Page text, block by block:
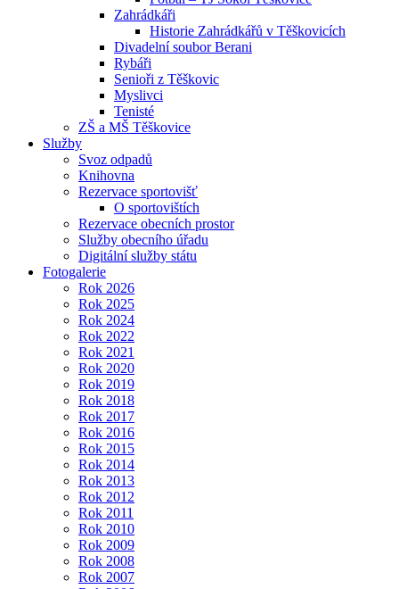
Zahrádkáři
Historie Zahrádkářů v Těškovicích
Divadelní soubor Berani
Rybáři
Senioři z Těškovic
Myslivci
Tenisté
ZŠ a MŠ Těškovice
Služby
Svoz odpadů
Knihovna
Rezervace sportovišť
O sportovištích
Rezervace obecních prostor
Služby obecního úřadu
Digitální služby státu
Fotogalerie
Rok 2026
Rok 2025
Rok 2024
Rok 2022
Rok 2021
Rok 2020
Rok 2019
Rok 2018
Rok 2017
Rok 2016
Rok 2015
Rok 2014
Rok 2013
Rok 2012
Rok 2011
Rok 2010
Rok 2009
Rok 2008
Rok 2007